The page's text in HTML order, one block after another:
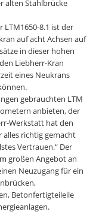
alten Stahlbrücke
LTM1650-8.1 ist der
auf acht Achsen auf
in dieser hohen
Liebherr-Kran
eines Neukrans
gebrauchten LTM
anbieten, der
Werkstatt hat den
alles richtig gemacht
Vertrauen.“ Der
großen Angebot an
Neuzugang für ein
Betonfertigteileile